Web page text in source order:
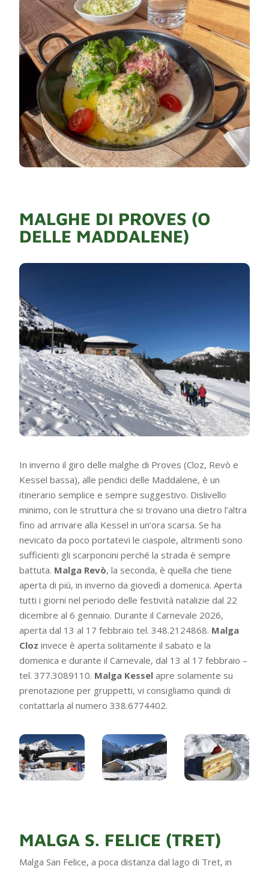
MALGHE DI PROVES (O
DELLE MADDALENE)
In inverno il giro delle malghe di Proves (Cloz, Revò e
Kessel bassa), alle pendici delle Maddalene, è un
itinerario semplice e sempre suggestivo. Dislivello
minimo, con le struttura che si trovano una dietro l’altra
fino ad arrivare alla Kessel in un’ora scarsa. Se ha
nevicato da poco portatevi le ciaspole, altrimenti sono
sufficienti gli scarponcini perché la strada è sempre
battuta. Malga Revò, la seconda, è quella che tiene
aperta di più, in inverno da giovedì a domenica. Aperta
tutti i giorni nel periodo delle festività natalizie dal 22
dicembre al 6 gennaio. Durante il Carnevale 2026,
aperta dal 13 al 17 febbraio tel. 348.2124868. Malga
Cloz invece è aperta solitamente il sabato e la
domenica e durante il Carnevale, dal 13 al 17 febbraio –
tel.377.3089110. Malga Kesselapre solamente su
prenotazione per gruppetti, vi consigliamo quindi di
contattarla al numero 338.6774402.
MALGA S. FELICE (TRET)
Malga San Felice, a poca distanza dal lago di Tret, in